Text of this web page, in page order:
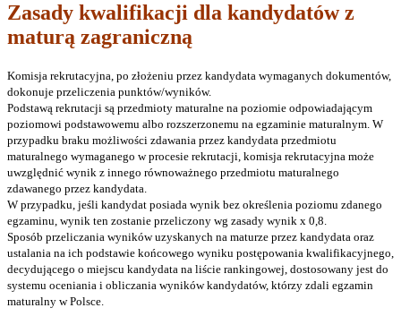
Zasady kwalifikacji dla kandydatów z
maturą zagraniczną
Komisja rekrutacyjna, po złożeniu przez kandydata wymaganych dokumentów,
dokonuje przeliczenia punktów/wyników.
Podstawą rekrutacji są przedmioty maturalne na poziomie odpowiadającym
poziomowi podstawowemu albo rozszerzonemu na egzaminie maturalnym. W
przypadku braku możliwości zdawania przez kandydata przedmiotu
maturalnego wymaganego w procesie rekrutacji, komisja rekrutacyjna może
uwzględnić wynik z innego równoważnego przedmiotu maturalnego
zdawanego przez kandydata.
W przypadku, jeśli kandydat posiada wynik bez określenia poziomu zdanego
egzaminu, wynik ten zostanie przeliczony wg zasady wynik x 0,8.
Sposób przeliczania wyników uzyskanych na maturze przez kandydata oraz
ustalania na ich podstawie końcowego wyniku postępowania kwalifikacyjnego,
decydującego o miejscu kandydata na liście rankingowej, dostosowany jest do
systemu oceniania i obliczania wyników kandydatów, którzy zdali egzamin
maturalny w Polsce.